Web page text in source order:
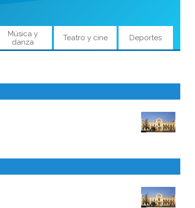
Estudios Internacionales
Música y
danza
Teatro y cine Deportes